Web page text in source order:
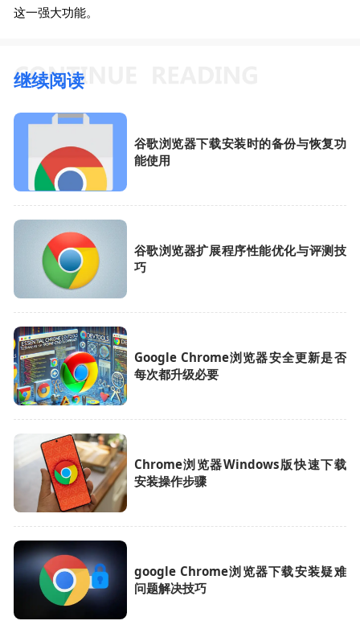
这一强大功能。
继续阅读
谷歌浏览器下载安装时的备份与恢复功
能使用
谷歌浏览器扩展程序性能优化与评测技
巧
Google Chrome浏览器安全更新是否
每次都升级必要
Chrome浏览器Windows版快速下载
安装操作步骤
google Chrome浏览器下载安装疑难
问题解决技巧